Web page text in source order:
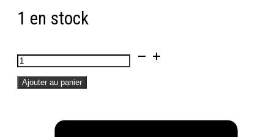
initial
12,90 €.
1 en stock
quantité
de
Ajouter au panier